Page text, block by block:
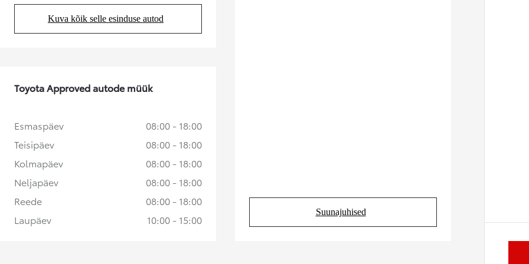
Kuumakse alates 258 € / kuu
Kuva kõik selle esinduse autod
(Opens in new tab)
Suunajuhised
(Opens in new tab)
Toyota Approved autode müük
Esmaspäev
08:00 - 18:00
Teisipäev
08:00 - 18:00
Kolmapäev
08:00 - 18:00
Neljapäev
08:00 - 18:00
Reede
08:00 - 18:00
Laupäev
10:00 - 15:00